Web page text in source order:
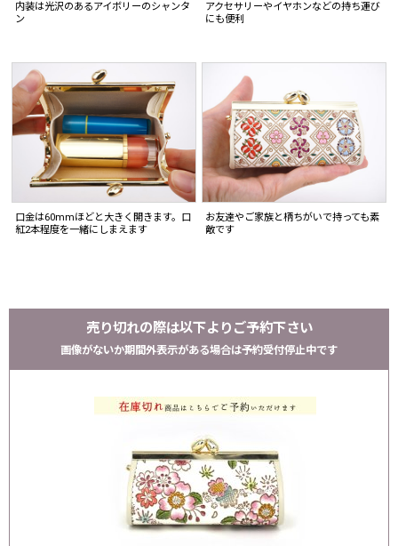
内装は光沢のあるアイボリーのシャンタ
ン
アクセサリーやイヤホンなどの持ち運び
にも便利
口金は60mmほどと大きく開きます。口
紅2本程度を一緒にしまえます
お友達やご家族と柄ちがいで持っても素
敵です
売り切れの際は以下よりご予約下さい
画像がないか期間外表示がある場合は予約受付停止中です